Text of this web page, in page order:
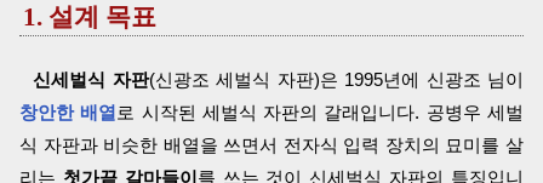
1. 설계 목표
신세벌식 자판(신광조 세벌식 자판)은 1995년에 신광조 님이
창안한 배열 로 시작된 세벌식 자판의 갈래입니다. 공병우 세벌
식 자판과 비슷한 배열을 쓰면서 전자식 입력 장치의 묘미를 살
리는 첫가끝 갈마들이를 쓰는 것이 신세벌식 자판의 특징입니